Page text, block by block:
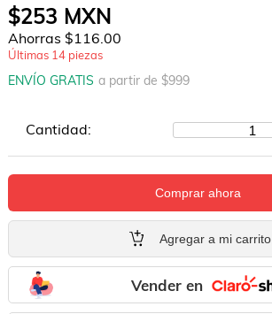
$253 MXN
Ahorras $116.00
Últimas 14piezas
ENVÍO GRATIS a partir de $999
Cantidad: 1
Comprar ahora
Agregar a mi carrito
Vender en